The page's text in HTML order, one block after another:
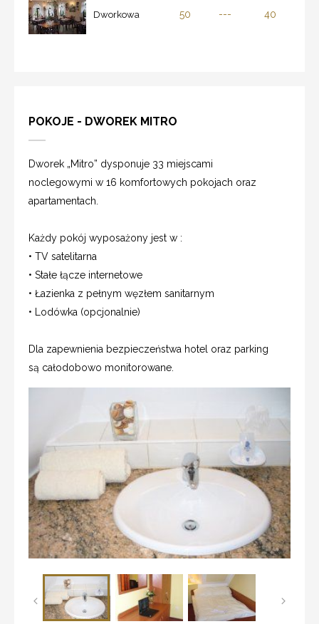
Dworkowa 50 --- 40
POKOJE - DWOREK MITRO
Dworek „Mitro” dysponuje 33 miejscami
noclegowymi w 16 komfortowych pokojach oraz
apartamentach.
Każdy pokój wyposażony jest w :
• TV satelitarna
• Stałe łącze internetowe
• Łazienka z pełnym węzłem sanitarnym
• Lodówka (opcjonalnie)
Dla zapewnienia bezpieczeństwa hotel oraz parking
są całodobowo monitorowane.